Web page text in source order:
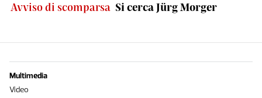
Avviso di scomparsa Si cerca Jürg Morger
Multimedia
Video